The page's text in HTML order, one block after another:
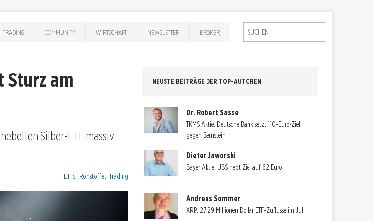
TRADING COMMUNITY WIRTSCHAFT NEWSLETTER BROKER
Sturz am
Silber-ETF massiv
Kategorien:
ETFs Rohstoffe Trading
NEUSTE BEITRÄGE DER TOP-AUTOREN
Dr. Robert Sasse
TKMS Aktie: Deutsche Bank setzt 110-Euro-Ziel
gegen Bernstein
Dieter Jaworski
Bayer Aktie: UBS hebt Ziel auf 62 Euro
Andreas Sommer
XRP: 27,29 Millionen Dollar ETF-Zuflüsse im Juli